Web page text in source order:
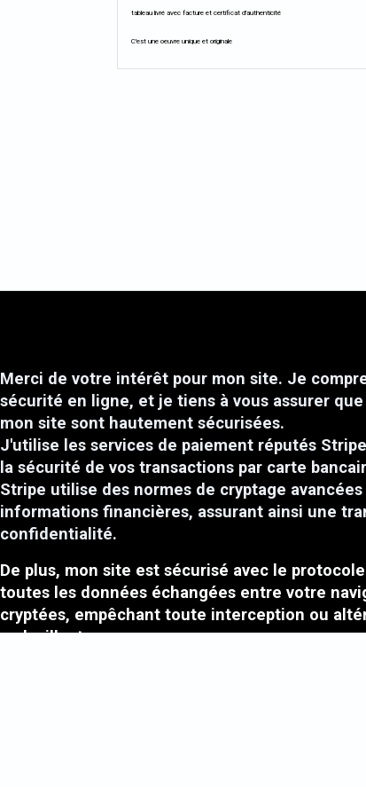
tableau livré avec facture et certificat d'authenticité
C'est une oeuvre unique et originale
Merci de votre intérêt pour mon site. Je
sécurité en ligne, et je tiens à vous assurer
mon site sont hautement sécurisées.
J'utilise les services de paiement réputés
la sécurité de vos transactions par carte
Stripe utilise des normes de cryptage
informations financières, assurant ainsi une
confidentialité.
De plus, mon site est sécurisé avec le
toutes les données échangées entre votre
cryptées, empêchant toute interception ou
malveillants.